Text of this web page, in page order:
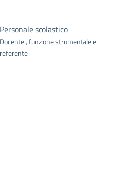
Personale scolastico
Docente , funzione strumentale e
referente